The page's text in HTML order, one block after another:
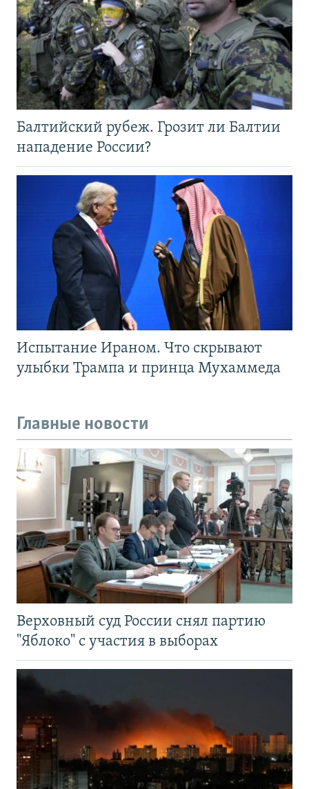
Балтийский рубеж. Грозит ли Балтии
нападение России?
Испытание Ираном. Что скрывают
улыбки Трампа и принца Мухаммеда
Главные новости
Верховный суд России снял партию
"Яблоко" с участия в выборах